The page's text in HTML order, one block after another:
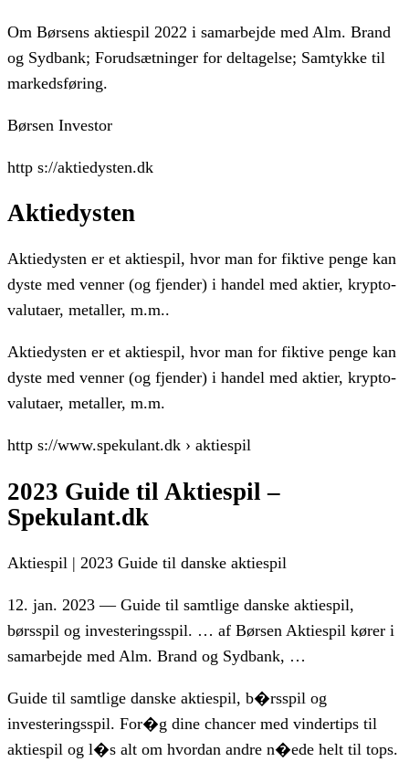
Om Børsens aktiespil 2022 i samarbejde med Alm. Brand
og Sydbank; Forudsætninger for deltagelse; Samtykke til
markedsføring.
Børsen Investor
http s://aktiedysten.dk
Aktiedysten
Aktiedysten er et aktiespil, hvor man for fiktive penge kan
dyste med venner (og fjender) i handel med aktier, krypto-
valutaer, metaller, m.m..
Aktiedysten er et aktiespil, hvor man for fiktive penge kan
dyste med venner (og fjender) i handel med aktier, krypto-
valutaer, metaller, m.m.
http s://www.spekulant.dk › aktiespil
2023 Guide til Aktiespil –
Spekulant.dk
Aktiespil | 2023 Guide til danske aktiespil
12. jan. 2023 — Guide til samtlige danske aktiespil,
børsspil og investeringsspil. … af Børsen Aktiespil kører i
samarbejde med Alm. Brand og Sydbank, …
Guide til samtlige danske aktiespil, b�rsspil og
investeringsspil. For�g dine chancer med vindertips til
aktiespil og l�s alt om hvordan andre n�ede helt til tops.